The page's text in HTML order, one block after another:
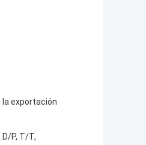
la exportación
P, T/T,